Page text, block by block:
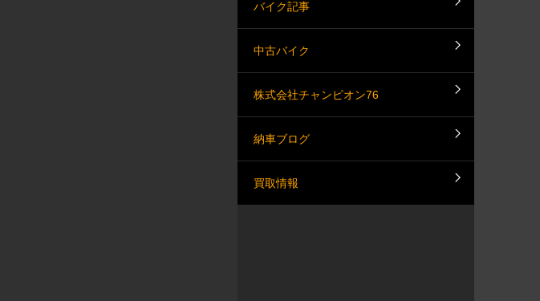
バイク記事
中古バイク
株式会社チャンピオン76
納車ブログ
買取情報